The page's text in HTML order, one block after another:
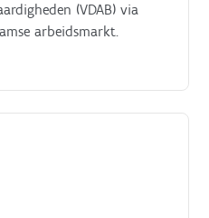
(VDAB) via
arbeidsmarkt.